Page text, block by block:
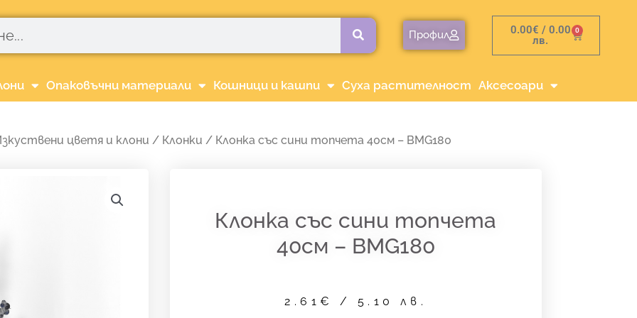
Профил 0.00€ / 0.00
лв.
0
Cart
Опаковъчни материали Кошници и кашпи Суха растителност Аксесоари
цветя и клони / Клонки / Клонка със сини топчета 40см – BMG180
Клонка със сини топчета
40см – BMG180
2.61€ / 5.10 лв.